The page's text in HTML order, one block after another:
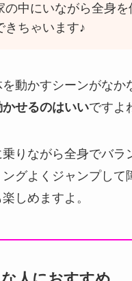
の中にいながら全身
きちゃいます♪
動かすシーンがなか
せるのはいいですよ
乗りながら全身でバラ
ングよくジャンプして
しめますよ。